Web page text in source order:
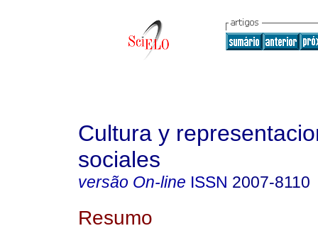
Cultura y
sociales
versão On-line ISSN 2007-8110
Resumo